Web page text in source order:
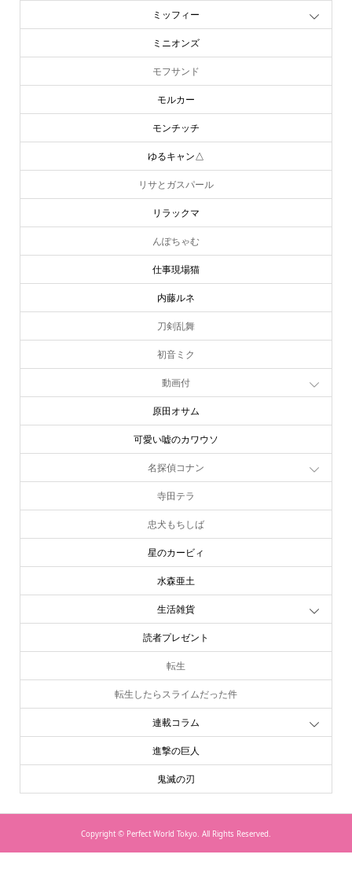
ミッフィー
ミニオンズ
モフサンド
モルカー
モンチッチ
ゆるキャン△
リサとガスパール
リラックマ
んぽちゃむ
仕事現場猫
内藤ルネ
刀剣乱舞
初音ミク
動画付
原田オサム
可愛い嘘のカワウソ
名探偵コナン
寺田テラ
忠犬もちしば
星のカービィ
水森亜土
生活雑貨
読者プレゼント
転生
転生したらスライムだった件
連載コラム
進撃の巨人
鬼滅の刃
Copyright © Perfect World Tokyo. All Rights Reserved.